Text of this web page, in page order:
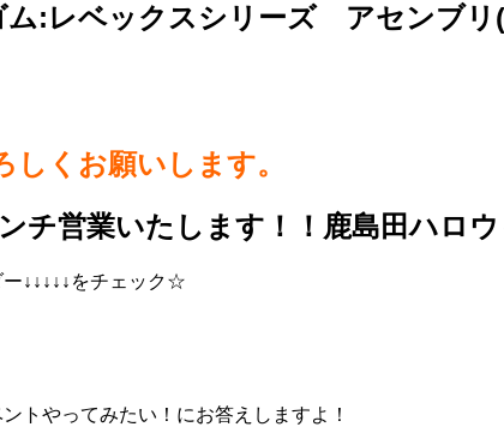
:レベックスシリーズ アセンブ
くお願いします。
チ営業いたします！！鹿島田ハロ
↓↓↓↓↓をチェック☆
トやってみたい！にお答えしますよ！